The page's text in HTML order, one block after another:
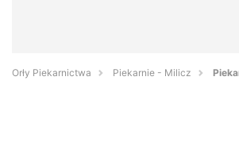
Orły Piekarnictwa Piekarnie - Milicz